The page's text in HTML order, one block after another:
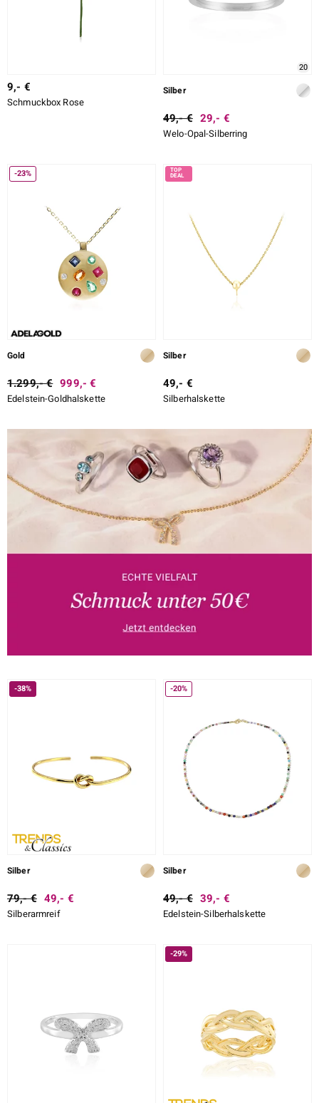
9,- €
Schmuckbox Rose
20
Silber
49,- € 29,- €
Welo-Opal-Silberring
-23%
Gold
1.299,- € 999,- €
Edelstein-Goldhalskette
Silber
49,- €
Silberhalskette
-38%
Silber
79,- € 49,- €
Silberarmreif
-20%
Silber
49,- € 39,- €
Edelstein-Silberhalskette
-29%